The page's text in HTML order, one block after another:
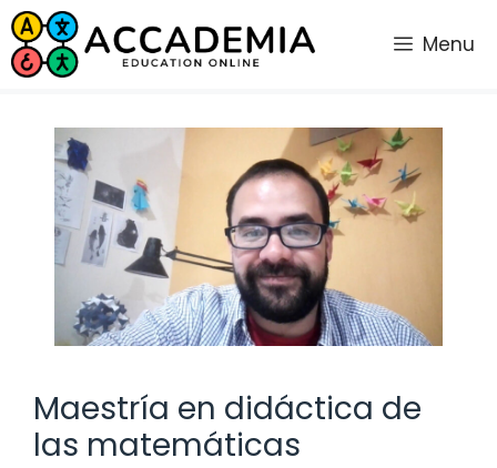
Saltar
al
contenido
Menu
Maestría en didáctica de
las matemáticas